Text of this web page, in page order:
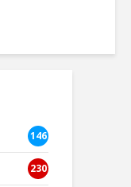
146
230